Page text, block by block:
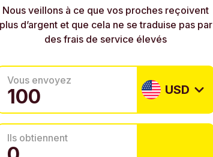
Nous veillons à ce que vos proches reçoivent
plus d’argent et que cela ne se traduise pas par
des frais de service élevés
Vous envoyez
USD
Ils obtiennent